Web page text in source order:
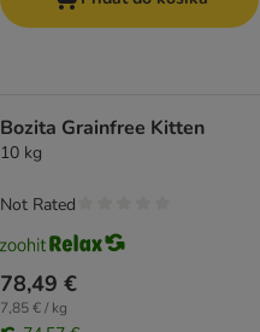
Bozita Grainfree Kitten
10 kg
78,49 €
7,85 € / kg
Not Rated